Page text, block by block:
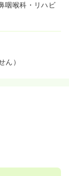
咽喉科・リハビ
）